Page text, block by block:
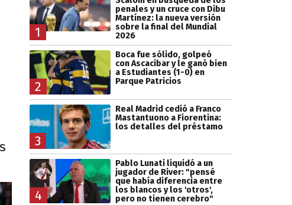
1
penales y un cruce con Dibu
Martínez: la nueva versión
sobre la final del Mundial
2026
2
Boca fue sólido, golpeó
con Ascacibar y le ganó bien
a Estudiantes (1-0) en
Parque Patricios
3
Real Madrid cedió a Franco
Mastantuono a Fiorentina:
los detalles del préstamo
4
Pablo Lunati liquidó a un
jugador de River: "pensé
que había diferencia entre
los blancos y los 'otros',
pero no tienen cerebro"